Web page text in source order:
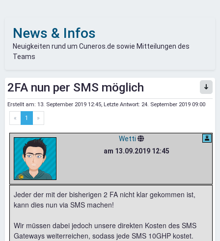
News & Infos
Neuigkeiten rund um Cuneros.de sowie Mitteilungen des
Teams
2FA nun per SMS möglich
Erstellt am: 13. September 2019 12:45, Letzte Antwort: 24. September 2019 09:00
« 1 »
Wetti
am 13.09.2019 12:45
Jeder der mit der bisherigen 2 FA nicht klar gekommen ist,
kann dies nun via SMS machen!
Wir müssen dabei jedoch unsere direkten Kosten des SMS
Gateways weiterreichen, sodass jede SMS 10GHP kostet.